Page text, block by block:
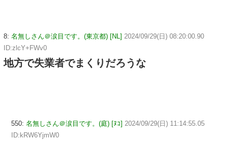
8: 名無しさん＠涙目です。(東京都) [NL] 2024/09/29(日) 08:20:00.90
ID:zlcY+FWv0
地方で失業者でまくりだろうな
550: 名無しさん＠涙目です。(庭) [ﾇｺ] 2024/09/29(日) 11:14:55.05
ID:kRW6YjmW0